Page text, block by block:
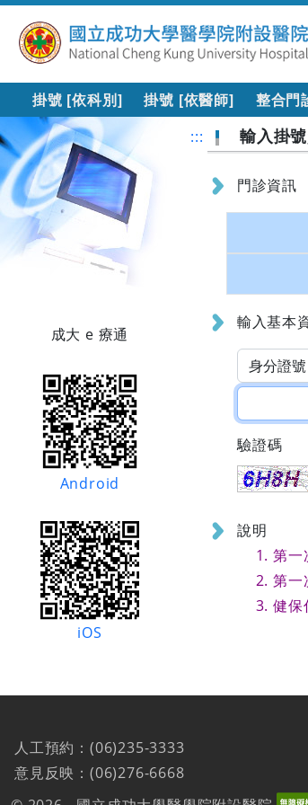
掛號 [依科別] 掛號 [依醫師] 整合門
成大 e 療通
Android
iOS
::: 輸入掛
門診資訊
輸入基本
驗證碼
說明
第一
第一
健保
人工預約：(06)235-3333
意見反映：(06)276-6668